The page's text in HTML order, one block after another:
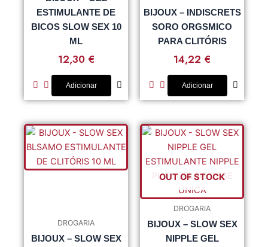
ESTIMULANTE DE
BICOS SLOW SEX 10
ML
12,30 €
Adicionar
BIJOUX – INDISCRETS
SORO ORGSMICO
PARA CLITÓRIS
14,22 €
Adicionar
DROGARIA
BIJOUX – SLOW SEX
OUT OF STOCK
DROGARIA
BIJOUX – SLOW SEX
NIPPLE GEL